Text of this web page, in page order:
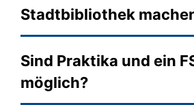
Stadtbibliothek
Sind Praktika und ein
möglich?